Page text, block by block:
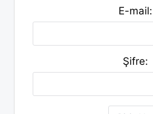
E-mail:
Şifre: